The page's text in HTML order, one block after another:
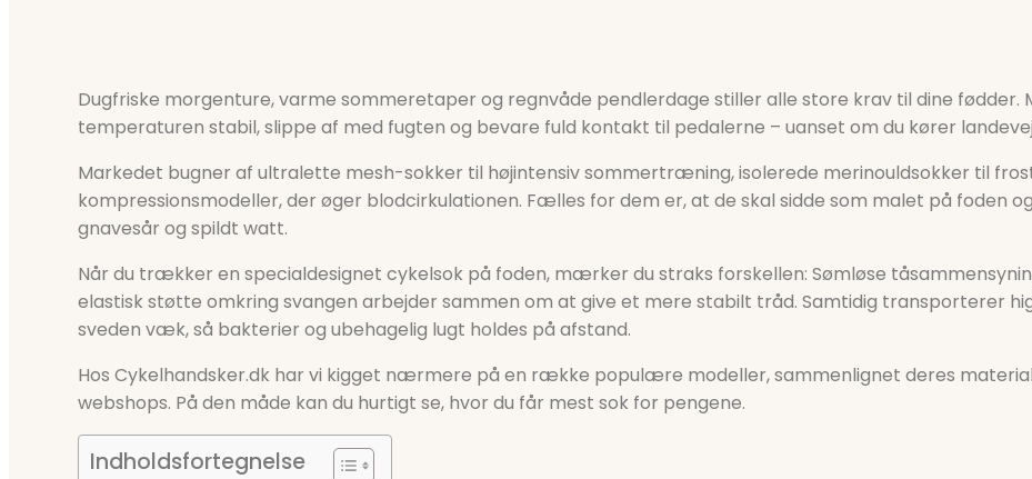
Dugfriske morgenture, varme sommeretaper og regnvåde pendlerdage stiller alle store krav til dine fødder.
temperaturen stabil, slippe af med fugten og bevare fuld kontakt til pedalerne – uanset om du kører
Markedet bugner af ultralette mesh-sokker til højintensiv sommertræning, isolerede merinouldsokker til
kompressionsmodeller, der øger blodcirkulationen. Fælles for dem er, at de skal sidde som malet på foden
gnavesår og spildt watt.
Når du trækker en specialdesignet cykelsok på foden, mærker du straks forskellen: Sømløse
elastisk støtte omkring svangen arbejder sammen om at give et mere stabilt tråd. Samtidig transporterer
sveden væk, så bakterier og ubehagelig lugt holdes på afstand.
Hos Cykelhandsker.dk har vi kigget nærmere på en række populære modeller, sammenlignet deres
webshops. På den måde kan du hurtigt se, hvor du får mest sok for pengene.
Indholdsfortegnelse